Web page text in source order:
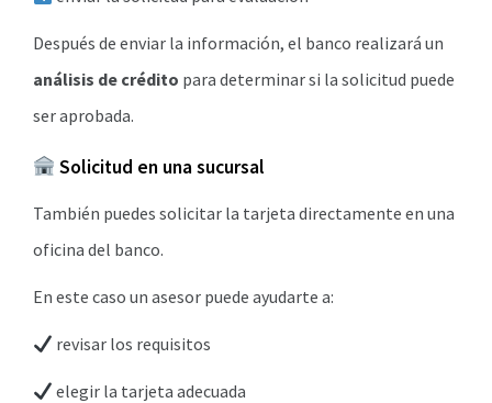
Después de enviar la información, el banco realizará un
análisis de crédito para determinar si la solicitud puede
ser aprobada.
Solicitud en una sucursal
También puedes solicitar la tarjeta directamente en una
oficina del banco.
En este caso un asesor puede ayudarte a:
revisar los requisitos
elegir la tarjeta adecuada